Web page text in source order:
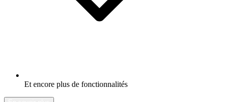
Et encore plus de fonctionnalités